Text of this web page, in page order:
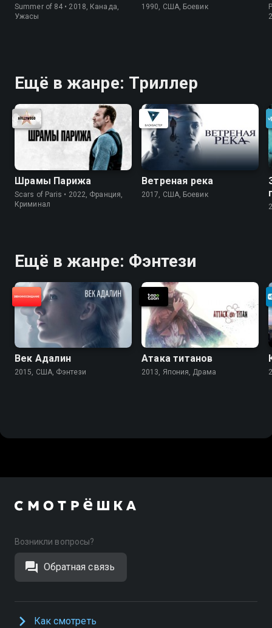
Summer of 84 • 2018, Канада,
Ужасы
1990, США, Боевик
Ещё в жанре: Триллер
Шрамы Парижа
Scars of Paris • 2022, Франция,
Криминал
Ветреная река
2017, США, Боевик
Ещё в жанре: Фэнтези
Век Адалин
2015, США, Фэнтези
Атака титанов
2013, Япония, Драма
Возникли вопросы?
Обратная связь
Как смотреть